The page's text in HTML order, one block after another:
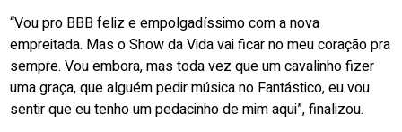
“Vou pro BBB feliz e empolgadíssimo com a nova
empreitada. Mas o Show da Vida vai ficar no meu coração pra
sempre. Vou embora, mas toda vez que um cavalinho fizer
uma graça, que alguém pedir música no Fantástico, eu vou
sentir que eu tenho um pedacinho de mim aqui”, finalizou.